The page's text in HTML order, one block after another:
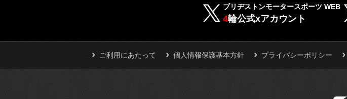
ブリヂストンモータースポーツ WEB
4輪公式xアカウント
ご利用にあたって 個人情報保護基本方針 プライバシーポリシー